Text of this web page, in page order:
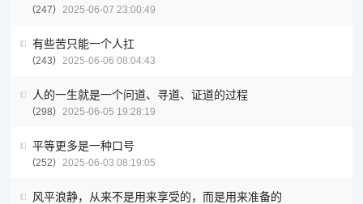
247 2025-06-07 23:00:49
有些苦只能一个人扛
243 2025-06-06 08:04:43
人的一生就是一个问道、寻道、证道的过程
298 2025-06-05 19:28:19
平等更多是一种口号
252 2025-06-03 08:19:05
风平浪静，从来不是用来享受的，而是用来准备的